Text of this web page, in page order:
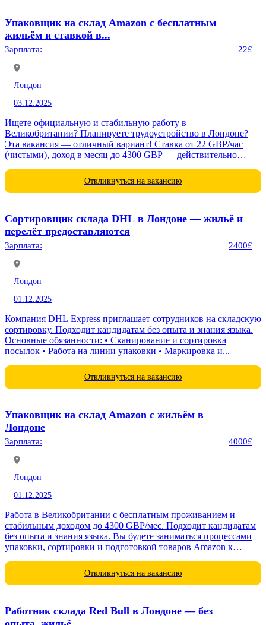
Упаковщик на склад Amazon с бесплатным
жильём и ставкой в...
Зарплата: 22£
Лондон
03.12.2025
Ищете официальную и стабильную работу в
Великобритании? Планируете трудоустройство в Лондоне?
Эта вакансия — отличный вариант! Ставка от 22 GBP/час
(чистыми), доход в месяц до 4300 GBP — действительно
Откликнуться на вакансию
Сортировщик склада DHL в Лондоне — жильё и
перелёт предоставляются
Зарплата: 2400£
Лондон
01.12.2025
Компания DHL Express приглашает сотрудников на складскую
сортировку. Подходит кандидатам без опыта и знания языка.
Основные обязанности: • Сканирование и сортировка
посылок • Работа на линии упаковки • Маркировка и...
Откликнуться на вакансию
Упаковщик на склад Amazon с жильём в
Лондоне
Зарплата: 4000£
Лондон
01.12.2025
Работа в Великобритании с бесплатным проживанием и
стабильным доходом до 4300 GBP/мес. Подходит кандидатам
без опыта и знания языка. Вы будете заниматься процессами
упаковки, сортировки и подготовкой товаров Amazon к
Откликнуться на вакансию
Работник склада Red Bull в Лондоне — без